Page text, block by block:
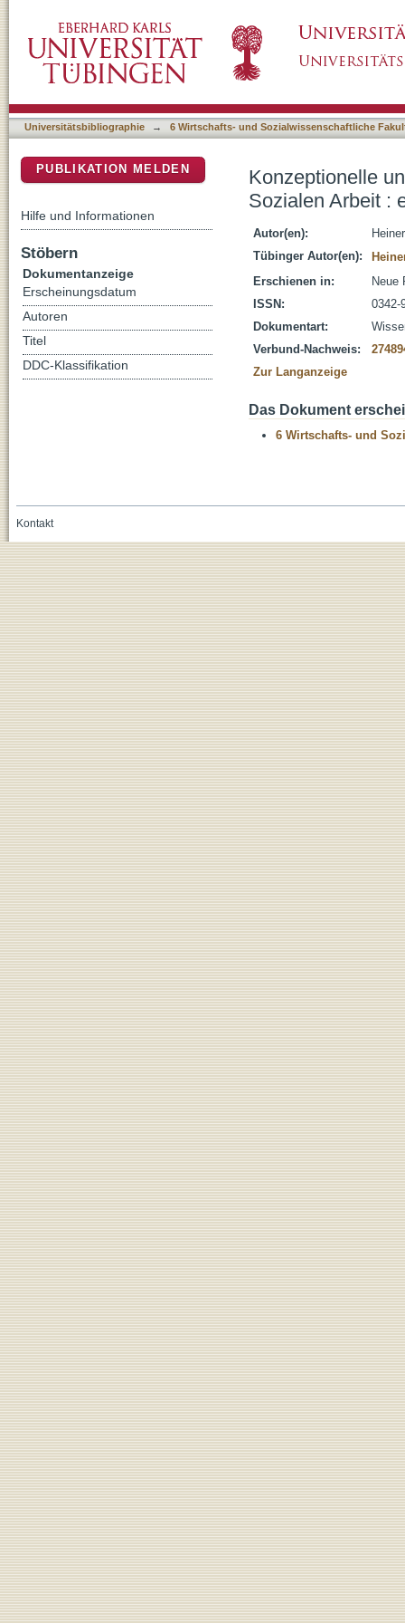
Skizze
Universitätsbibliographie → 6 Wirtschafts- und Sozialwissenschaftliche
Konzeptionelle
Sozialen Arbeit :
Autor(en):
Tübinger Autor(en):
Erschienen in:
Neue
ISSN:
0342-
Dokumentart:
Verbund-Nachweis:
Zur Langanzeige
Das Dokument
6 Wirtschafts- und
PUBLIKATION MELDEN
Hilfe und Informationen
Stöbern
Dokumentanzeige
Erscheinungsdatum
Autoren
Titel
DDC-Klassifikation
Kontakt